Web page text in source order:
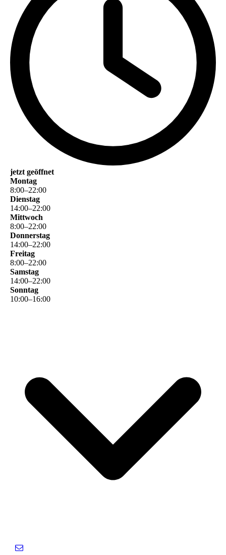
jetzt geöffnet
Montag
8:00–22:00
Dienstag
14:00–22:00
Mittwoch
8:00–22:00
Donnerstag
14:00–22:00
Freitag
8:00–22:00
Samstag
14:00–22:00
Sonntag
10:00–16:00